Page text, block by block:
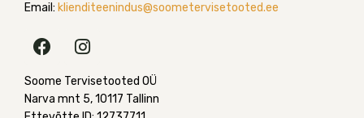
Email: klienditeenindus@soometervisetooted.ee
F
a
c
e
I
s
t
Soome Tervisetooted OÜ
Narva mnt 5, 10117 Tallinn